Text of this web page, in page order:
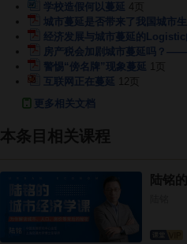
学校造假何以蔓延
城市蔓延是否带来了我国城市
经济发展与城市蔓延的
房产税会加剧城市蔓延吗？
警惕“傍名牌”现象蔓延 1页
互联网正在蔓延 12页
更多相关文档
本条目相关课程
陆铭